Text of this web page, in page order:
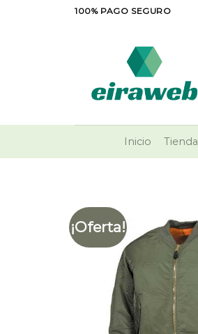
100% PAGO SEGURO
Inicio Tienda
¡Oferta!